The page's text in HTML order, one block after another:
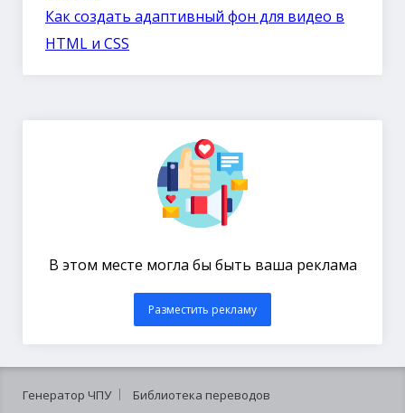
Как создать адаптивный фон для видео в
HTML и CSS
В этом месте могла бы быть ваша реклама
Разместить рекламу
Генератор ЧПУ Библиотека переводов